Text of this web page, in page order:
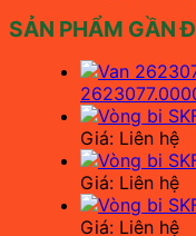
SẢN PHẨM GẦN
Giá: Liên hệ
Giá: Liên hệ
Giá: Liên hệ